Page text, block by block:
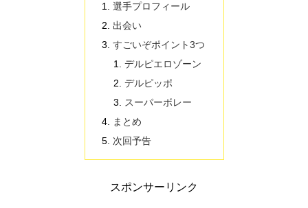
選手プロフィール
出会い
すごいぞポイント3つ
デルピエロゾーン
デルピッポ
スーパーボレー
まとめ
次回予告
スポンサーリンク